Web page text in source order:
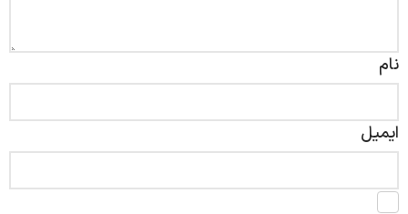
نام
ایمیل